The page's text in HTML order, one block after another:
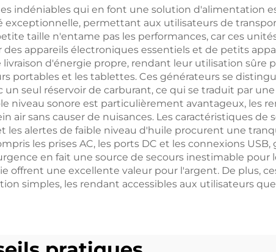
en
indéniables qui en font une solution d'alimentation
exceptionnelle, permettant aux utilisateurs de
taille n'entame pas les performances, car ces
appareils électroniques essentiels et de petits
d'énergie propre, rendant leur utilisation sûre
portables et les tablettes. Ces générateurs se
seul réservoir de carburant, ce qui se traduit par
niveau sonore est particulièrement avantageux, les
air sans causer de nuisances. Les caractéristiques de
alertes de faible niveau d'huile procurent une
les prises AC, les ports DC et les connexions
en fait une source de secours inestimable pour
offrent une excellente valeur pour l'argent. De plus,
simples, les rendant accessibles aux utilisateurs